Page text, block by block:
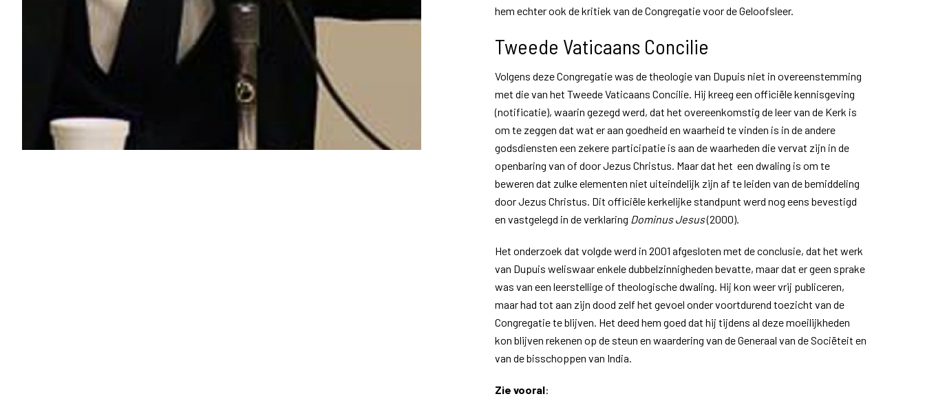
hem echter ook de kritiek van de Congregatie voor de Geloofsleer.
Tweede Vaticaans Concilie
Volgens deze Congregatie was de theologie van Dupuis niet in overeenstemming
met die van het Tweede Vaticaans Concilie. Hij kreeg een officiële kennisgeving
(notificatie), waarin gezegd werd, dat het overeenkomstig de leer van de Kerk is
om te zeggen dat wat er aan goedheid en waarheid te vinden is in de andere
godsdiensten een zekere participatie is aan de waarheden die vervat zijn in de
openbaring van of door Jezus Christus. Maar dat het een dwaling is om te
beweren dat zulke elementen niet uiteindelijk zijn af te leiden van de bemiddeling
door Jezus Christus. Dit officiële kerkelijke standpunt werd nog eens bevestigd
en vastgelegd in de verklaring Dominus Jesus(2000).
Het onderzoek dat volgde werd in 2001 afgesloten met de conclusie, dat het werk
van Dupuis weliswaar enkele dubbelzinnigheden bevatte, maar dat er geen sprake
was van een leerstellige of theologische dwaling. Hij kon weer vrij publiceren,
maar had tot aan zijn dood zelf het gevoel onder voortdurend toezicht van de
Congregatie te blijven. Het deed hem goed dat hij tijdens al deze moeilijkheden
kon blijven rekenen op de steun en waardering van de Generaal van de Sociëteit en
van de bisschoppen van India.
Zie vooral: